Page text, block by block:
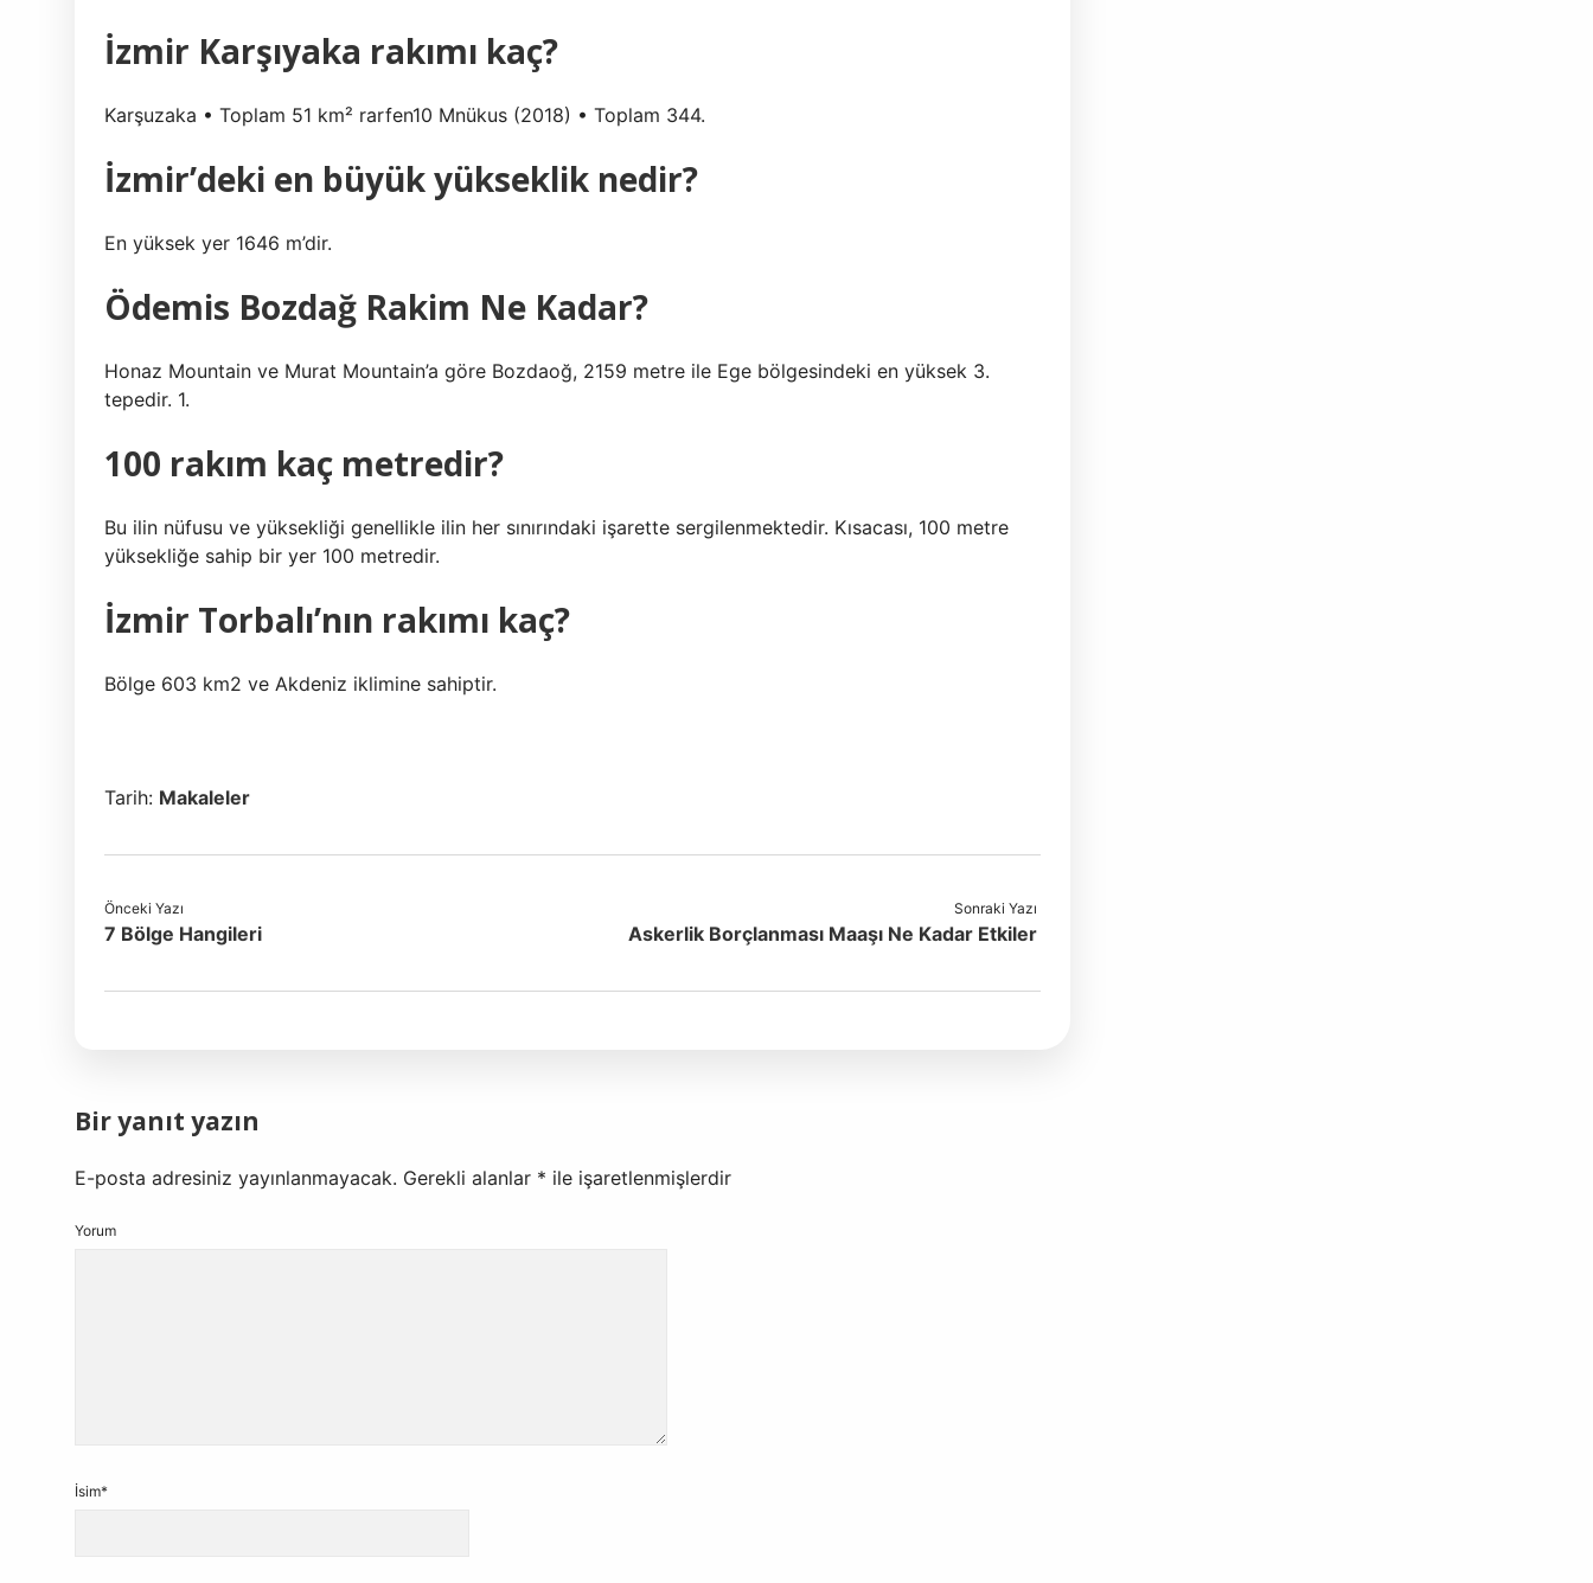
İzmir Karşıyaka rakımı kaç?
Karşuzaka • Toplam 51 km² rarfen10 Mnükus (2018) • Toplam 344.
İzmir’deki en büyük yükseklik nedir?
En yüksek yer 1646 m’dir.
Ödemis Bozdağ Rakim Ne Kadar?
Honaz Mountain ve Murat Mountain’a göre Bozdaoğ, 2159 metre ile Ege bölgesindeki en yüksek 3.
tepedir. 1.
100 rakım kaç metredir?
Bu ilin nüfusu ve yüksekliği genellikle ilin her sınırındaki işarette sergilenmektedir. Kısacası, 100 metre
yüksekliğe sahip bir yer 100 metredir.
İzmir Torbalı’nın rakımı kaç?
Bölge 603 km2 ve Akdeniz iklimine sahiptir.
Tarih: Makaleler
Önceki Yazı
7 Bölge Hangileri
Sonraki Yazı
Askerlik Borçlanması Maaşı Ne Kadar Etkiler
Bir yanıt yazın
E-posta adresiniz yayınlanmayacak. Gerekli alanlar * ile işaretlenmişlerdir
Yorum
İsim*